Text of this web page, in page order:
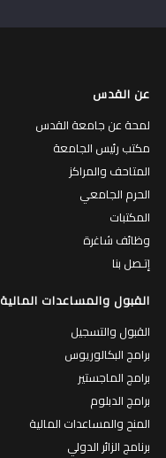
عن القدس
لمحة عن جامعة القدس
مكتب رئيس الجامعة
المتاحف والمراكز
الحرم الجامعي
المكتبات
وظائف شاغرة
إتـصل بنا
القبول والمساعدات المالية
القبول والتسجيل
برامج البكالوريوس
برامج الماجستير
برامج الدبلوم
المنح والمساعدات المالية
برنامج الزائر الدولي